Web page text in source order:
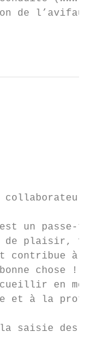
de
un passe-
de plaisir,
contribue à
chose !
en
et à la
saisie des